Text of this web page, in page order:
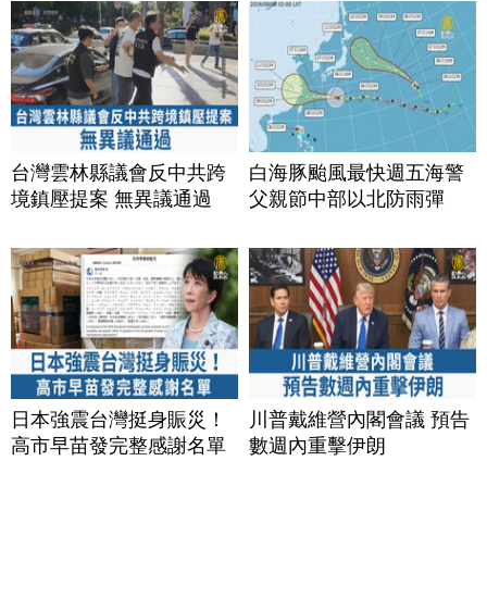
台灣雲林縣議會反中共跨
境鎮壓提案 無異議通過
白海豚颱風最快週五海警
父親節中部以北防雨彈
日本強震台灣挺身賑災！
高市早苗發完整感謝名單
川普戴維營內閣會議 預告
數週內重擊伊朗